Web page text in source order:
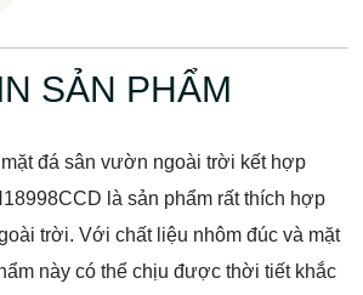
SẢN PHẨM
đá sân vườn ngoài trời kết hợp
là sản phẩm rất thích hợp
trời. Với chất liệu nhôm đúc và mặt
này có thể chịu được thời tiết khắc